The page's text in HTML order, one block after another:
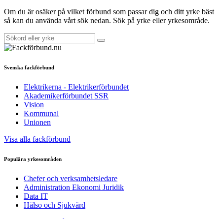
Om du är osäker på vilket förbund som passar dig och ditt yrke bäst
så kan du använda vårt sök nedan. Sök på yrke eller yrkesområde.
Svenska fackförbund
Elektrikerna - Elektrikerförbundet
Akademikerförbundet SSR
Vision
Kommunal
Unionen
Visa alla fackförbund
Populära yrkesområden
Chefer och verksamhetsledare
Administration Ekonomi Juridik
Data IT
Hälso och Sjukvård